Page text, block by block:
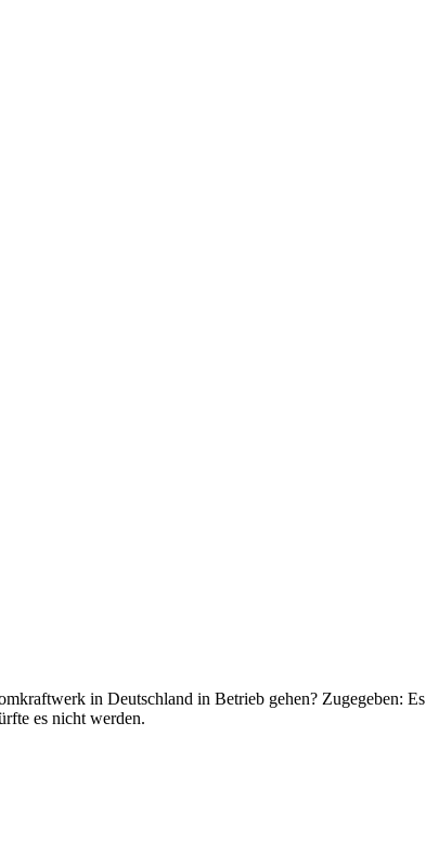
in Deutschland in Betrieb gehen? Zugegeben: Es
es nicht werden.